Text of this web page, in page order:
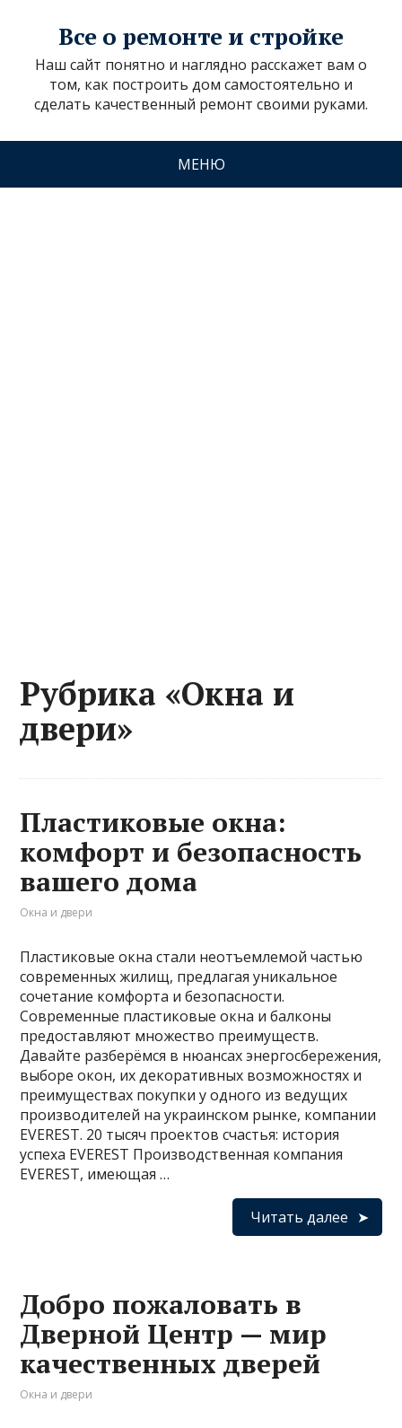
Все о ремонте и стройке
Наш сайт понятно и наглядно расскажет вам о
том, как построить дом самостоятельно и
сделать качественный ремонт своими руками.
МЕНЮ
Рубрика «Окна и
двери»
Пластиковые окна:
комфорт и безопасность
вашего дома
Окна и двери
Пластиковые окна стали неотъемлемой частью
современных жилищ, предлагая уникальное
сочетание комфорта и безопасности.
Современные пластиковые окна и балконы
предоставляют множество преимуществ.
Давайте разберёмся в нюансах энергосбережения,
выборе окон, их декоративных возможностях и
преимуществах покупки у одного из ведущих
производителей на украинском рынке, компании
EVEREST. 20 тысяч проектов счастья: история
успеха EVEREST Производственная компания
EVEREST, имеющая …
Читать далее
Добро пожаловать в
Дверной Центр — мир
качественных дверей
Окна и двери